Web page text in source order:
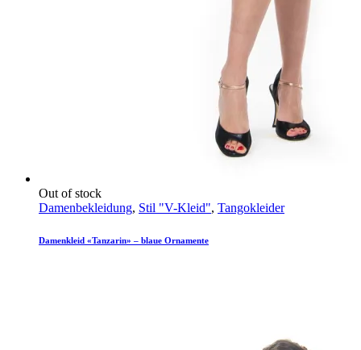
Out of stock
Damenbekleidung, Stil "V-Kleid", Tangokleider
Damenkleid «Tanzarin» – blaue Ornamente